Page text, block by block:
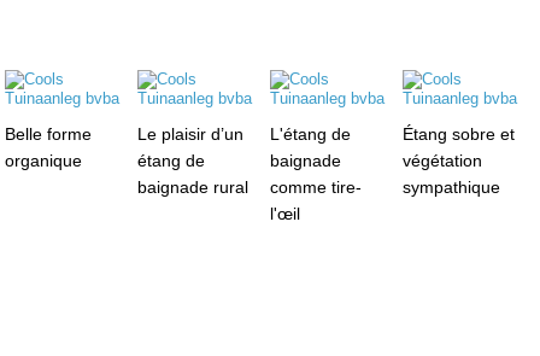
Belle forme
organique
Le plaisir d’un
étang de
baignade rural
L'étang de
baignade
comme tire-
l'œil
Étang sobre et
végétation
sympathique